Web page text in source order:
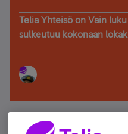
Telia Yhteisö on Vain
sulkeutuu kokonaan